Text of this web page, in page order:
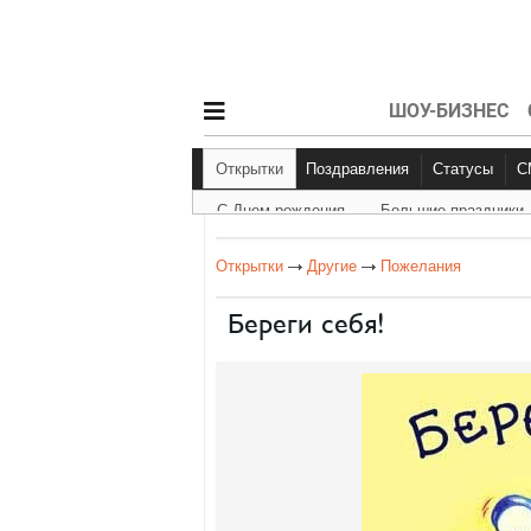
ШОУ-БИЗНЕС
Открытки Поздравления
С Днем рождения
Статусы
Другое
С Днем рождения Большие праздники
Открытки Другие Пожелания
Береги себя!